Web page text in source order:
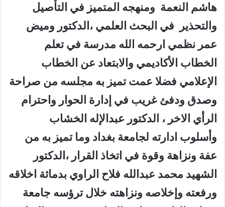
هاشم النعمة ومنهجه المتميز في التأصيل
والتحذير في البحث العلمي ،الدكتور وميض
عمر نظمي ارحمه الله مدرسة في تعلم
الخطاب الأكاديمي والابتعاد عن الخطاب
الإعلامي فضلا عمت تميز به مجلسه من صراحة
وصدق ودفئ غريب في إدارة الحوار واحترام
الرأي الاخر ، الدكتور عبدالإله الخشاب
وأسلوب ادارته لجامعة بغداد وما تميز به من
عفة ونزاهة وقوة في اتخاذ القرار ،الدكتور
الشهيد محمد عبدالله فلاح الراوي بدماثة اخلاقه
ورفعته وإخلاصه ونزاهته خلال ترؤسه جامعة